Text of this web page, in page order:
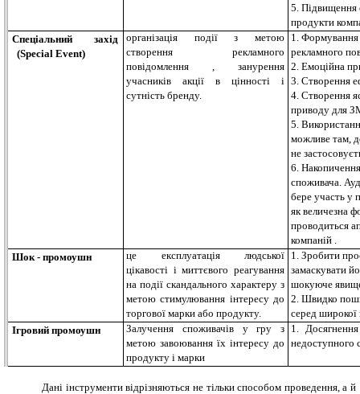
5. Підвищення
продукти
Спеціальний захід
(Special Event)
організація події з метою
створення рекламного
повідомлення , занурення
учасників акції в цінності і
сутність бренду.
1.
рекламного
2. Емоційна
3. Створення
4. Створення
приводу для
5.
можливе там,
не
6.
споживача.
бере участь у
як величезна
проводиться
компаній .
Шок - промоушн
це експлуатація людської
цікавості і миттєвого реагування
на події скандального характеру з
метою стимулювання інтересу до
торгової марки або продукту.
1. Зробити
замаскувати
шокуюче
2. Швидко
серед широкої
Ігровий промоушн
Залучення споживачів у гру з
метою завоювання їх інтересу до
продукту і марки
1.
недоступного
Дані інструменти відрізняються не тільки способом проведення, а й